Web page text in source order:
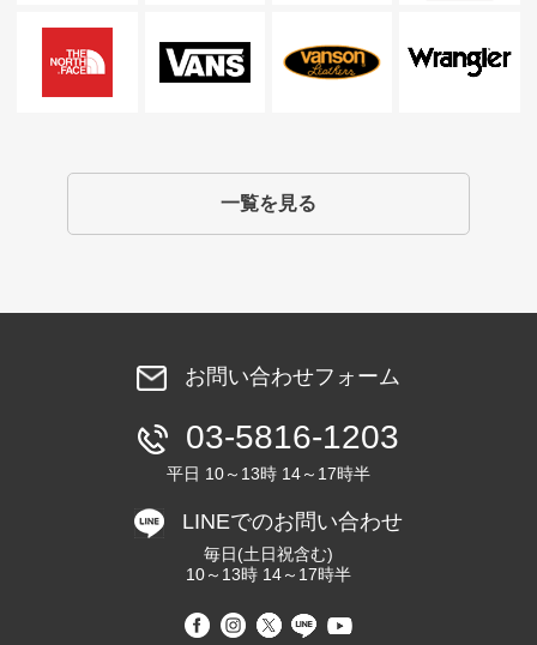
一覧を見る
お問い合わせフォーム
03-5816-1203
平日 10～13時 14～17時半
LINEでのお問い合わせ
毎日(土日祝含む)
10～13時 14～17時半